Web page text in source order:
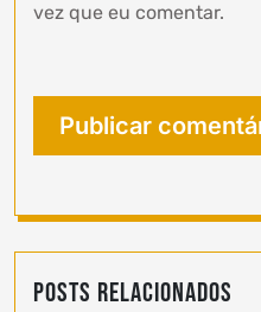
vez que eu comentar.
Posts Relacionados